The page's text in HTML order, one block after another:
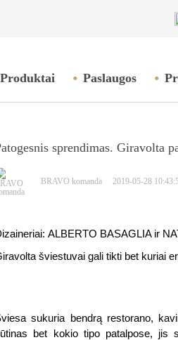
Produktai Paslaugos
sprendimas. Giravolta
BRAVO komanda 2019-05-28
ALBERTO BASAGLIA ir
šviestuvai gali tikti bet kuriai
sukuria bendrą restorano,
bet kokio tipo patalpose, jis